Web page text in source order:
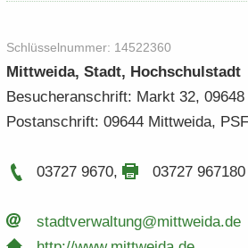
Schlüs­sel­num­mer: 14522360
Mitt­wei­da, Stadt, Hoch­schul­stadt
Be­su­cher­an­schrift: Markt 32,
Post­an­schrift: 09644 Mitt­wei­da,
03727 9670, 03727 967180
stadt­ver­wal­tung@mitt­wei­da.​de